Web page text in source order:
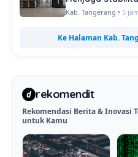
Pokok
Kab. Tangerang • 5
Ke Halaman Kab.
d rekomendit
Rekomendasi Berita & Inovasi
untuk Kamu